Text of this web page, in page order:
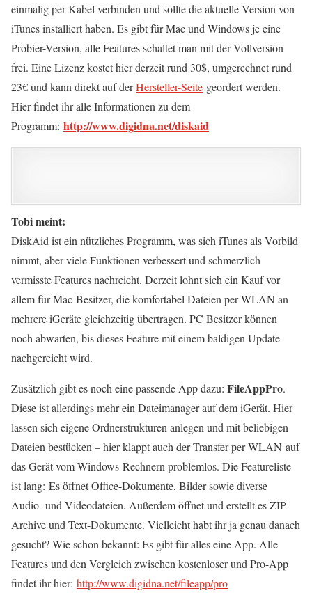
einmalig per Kabel verbinden und sollte die aktuelle Version von
iTunes installiert haben. Es gibt für Mac und Windows je eine
Probier-Version, alle Features schaltet man mit der Vollversion
frei. Eine Lizenz kostet hier derzeit rund 30$, umgerechnet rund
23€ und kann direkt auf derHersteller-Seite geordert werden.
Hier findet ihr alle Informationen zu dem
Programm: http://www.digidna.net/diskaid
Tobi meint:
DiskAid ist ein nützliches Programm, was sich iTunes als Vorbild
nimmt, aber viele Funktionen verbessert und schmerzlich
vermisste Features nachreicht. Derzeit lohnt sich ein Kauf vor
allem für Mac-Besitzer, die komfortabel Dateien per WLAN an
mehrere iGeräte gleichzeitig übertragen. PC Besitzer können
noch abwarten, bis dieses Feature mit einem baldigen Update
nachgereicht wird.
Zusätzlich gibt es noch eine passende App dazu: FileAppPro.
Diese ist allerdings mehr ein Dateimanager auf dem iGerät. Hier
lassen sich eigene Ordnerstrukturen anlegen und mit beliebigen
Dateien bestücken – hier klappt auch der Transfer per WLAN auf
das Gerät vom Windows-Rechnern problemlos. Die Featureliste
ist lang: Es öffnet Office-Dokumente, Bilder sowie diverse
Audio- und Videodateien. Außerdem öffnet und erstellt es ZIP-
Archive und Text-Dokumente. Vielleicht habt ihr ja genau danach
gesucht? Wie schon bekannt: Es gibt für alles eine App. Alle
Features und den Vergleich zwischen kostenloser und Pro-App
findet ihr hier: http://www.digidna.net/fileapp/pro